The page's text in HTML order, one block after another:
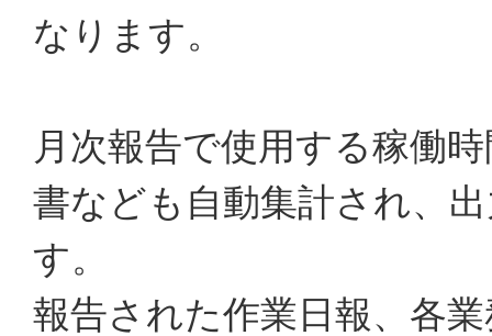
なります。
月次報告で使用する稼働
書なども自動集計され、
す。
報告された作業日報、各